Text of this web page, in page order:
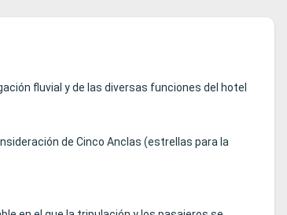
fluvial y de las diversas funciones del hotel
de Cinco Anclas (estrellas para la